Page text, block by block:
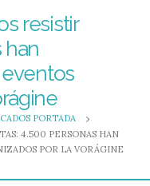
resistir
han
eventos
PORTADA
4.500 PERSONAS HAN
POR LA VORÁGINE